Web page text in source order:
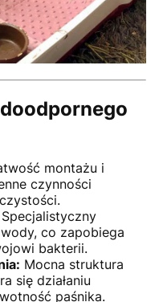
montażu i
czynności
Specjalistyczny
co zapobiega
bakterii.
Mocna struktura
się działaniu
paśnika.